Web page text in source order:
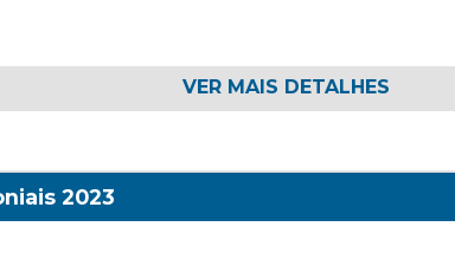
VER MAIS DETALHES
2023